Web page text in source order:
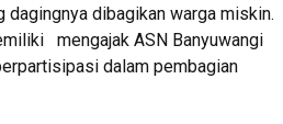
dagingnya dibagikan warga miskin.
mengajak ASN Banyuwangi
dalam pembagian